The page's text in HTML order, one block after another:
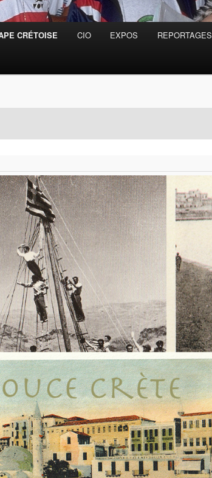
CRÉTOISE CIO EXPOS REPORTAGES